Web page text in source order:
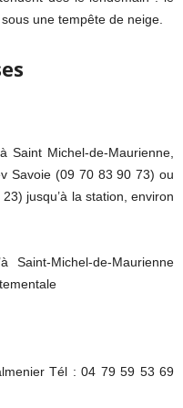
une tempête de neige.
Saint Michel-de-Maurienne,
Savoie (09 70 83 90 73) ou
jusqu’à la station, environ
Michel-de-Maurienne
Tél : 04 79 59 53 69